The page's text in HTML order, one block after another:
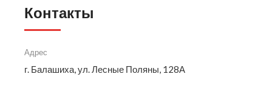
Контакты
Адрес
г. Балашиха, ул. Лесные Поляны, 128А